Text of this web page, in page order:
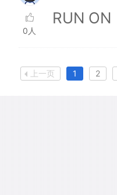
0人
RUN ON
上一页 1 2